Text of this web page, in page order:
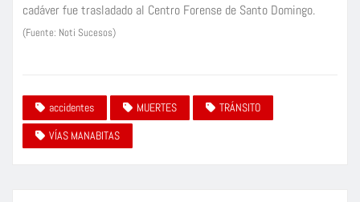
cadáver fue trasladado al Centro Forense de Santo Domingo.
(Fuente: Noti Sucesos)
accidentes MUERTES
TRÁNSITO
VÍAS MANABITAS